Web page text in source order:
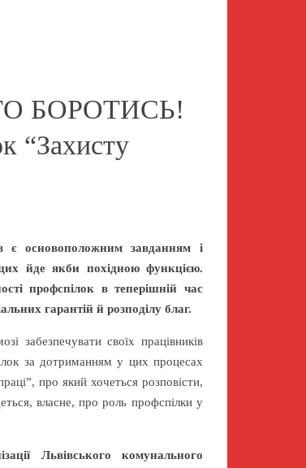
БОРОТИСЬ!
“Захисту
основоположним завданням і
йде якби похідною функцією.
профспілок в теперішній час
гарантій й розподілу благ.
забезпечувати своїх працівників
за дотриманням у цих процесах
про який хочеться розповісти,
власне, про роль профспілки у
Львівського комунального